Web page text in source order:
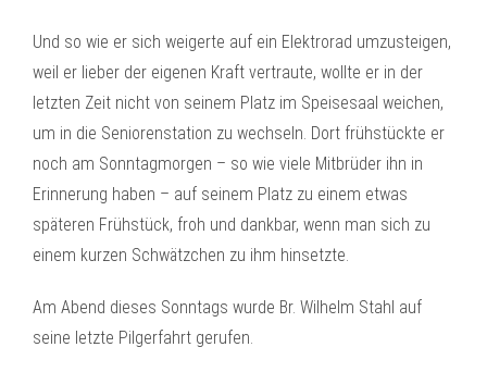
Und so wie er sich weigerte auf ein Elektrorad umzusteigen,
weil er lieber der eigenen Kraft vertraute, wollte er in der
letzten Zeit nicht von seinem Platz im Speisesaal weichen,
um in die Seniorenstation zu wechseln. Dort frühstückte er
noch am Sonntagmorgen – so wie viele Mitbrüder ihn in
Erinnerung haben – auf seinem Platz zu einem etwas
späteren Frühstück, froh und dankbar, wenn man sich zu
einem kurzen Schwätzchen zu ihm hinsetzte.
Am Abend dieses Sonntags wurde Br. Wilhelm Stahl auf
seine letzte Pilgerfahrt gerufen.